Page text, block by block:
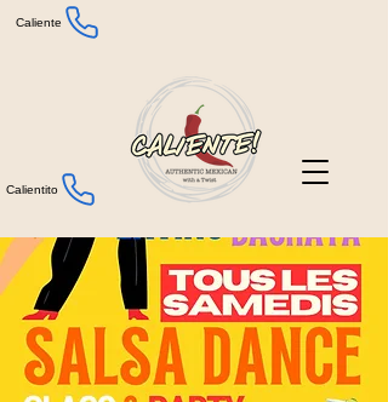
Caliente
Calientito